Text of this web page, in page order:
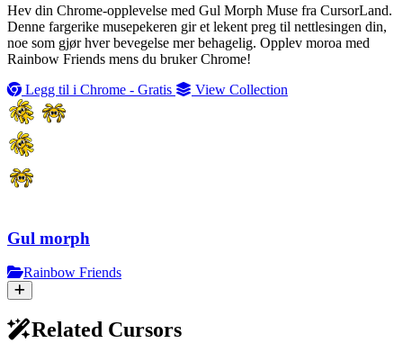
Hev din Chrome-opplevelse med Gul Morph Muse fra CursorLand.
Denne fargerike musepekeren gir et lekent preg til nettlesingen din,
noe som gjør hver bevegelse mer behagelig. Opplev moroa med
Rainbow Friends mens du bruker Chrome!
Legg til i Chrome - Gratis
View Collection
Gul morph
Rainbow Friends
Related Cursors